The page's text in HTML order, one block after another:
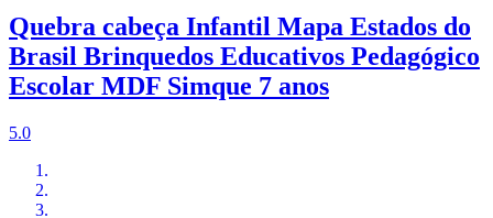
Quebra cabeça Infantil Mapa Estados do
Brasil Brinquedos Educativos Pedagógico
Escolar MDF Simque 7 anos
5.0